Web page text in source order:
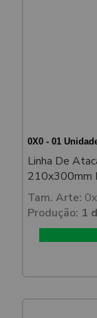
0X0 - 01
Linha De
210x300mm
Tam. Arte:
Produção: 1